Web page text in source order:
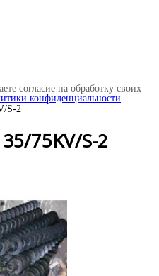
согласие на обработку своих
конфиденциальности
S-2
75KV/S-2